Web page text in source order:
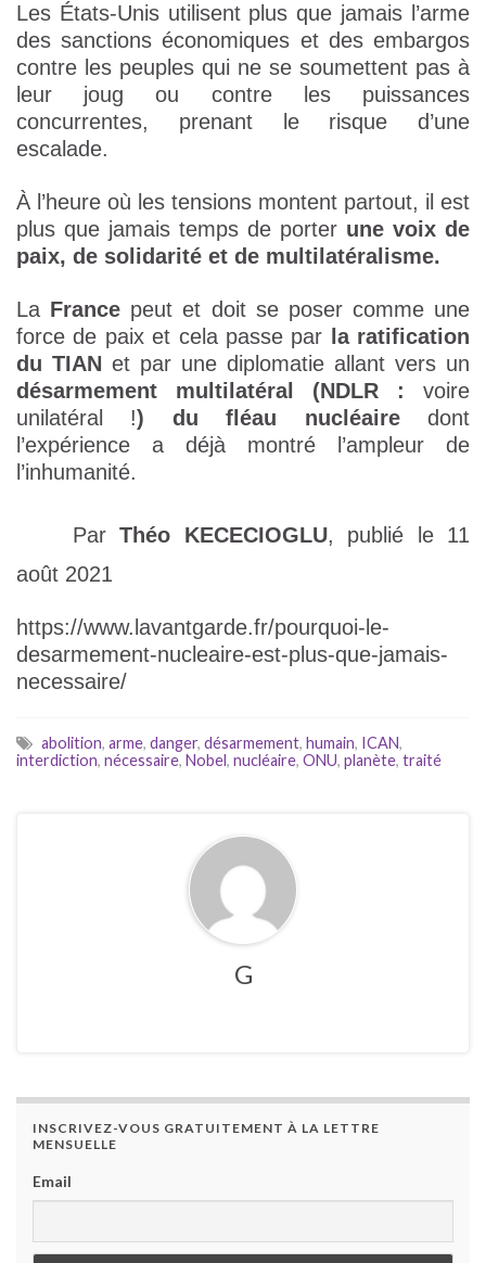
Les États-Unis utilisent plus que jamais l’arme
des sanctions économiques et des embargos
contre les peuples qui ne se soumettent pas à
leur joug ou contre les puissances
concurrentes, prenant le risque d’une
escalade.
À l’heure où les tensions montent partout, il est
plus que jamais temps de porter une voix de
paix, de solidarité et de multilatéralisme.
La France peut et doit se poser comme une
force de paix et cela passe par
la ratification
du TIAN et par une diplomatie allant vers un
désarmement multilatéral (NDLR : voire
unilatéral !) du fléau nucléairedont
l’expérience a déjà montré l’ampleur de
l’inhumanité.
Par Théo KECECIOGLU, publié le 11
août 2021
https://www.lavantgarde.fr/pourquoi-le-
desarmement-nucleaire-est-plus-que-jamais-
necessaire/
abolition, arme, danger, désarmement, humain, ICAN,
interdiction, nécessaire, Nobel, nucléaire, ONU, planète, traité
G
INSCRIVEZ-VOUS GRATUITEMENT À LA LETTRE
MENSUELLE
Email